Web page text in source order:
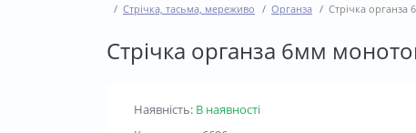
Стрічка, тасьма, мереживо Органза Стрічка
Стрічка органза 6мм
Наявність: В наявності